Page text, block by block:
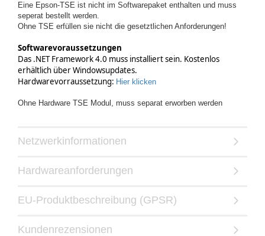
Eine Epson-TSE ist nicht im Softwarepaket enthalten und muss
seperat bestellt werden.
Ohne TSE erfüllen sie nicht die gesetztlichen Anforderungen!
Softwarevoraussetzungen
Das .NET Framework 4.0 muss installiert sein. Kostenlos
erhältlich über Windowsupdates.
Hardwarevorraussetzung: Hier klicken
Ohne Hardware TSE Modul, muss separat erworben werden
Netzwerkinformationen
Hardwareanforderungen
EU-Produktbeschreibung (GPSR)
Kundenrezensionen